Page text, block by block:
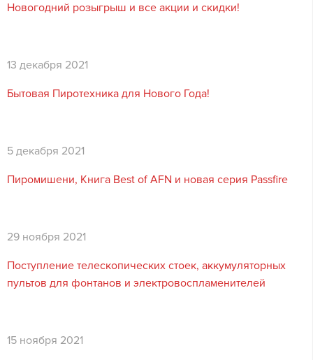
Новогодний розыгрыш и все акции и скидки!
13 декабря 2021
Бытовая Пиротехника для Нового Года!
5 декабря 2021
Пиромишени, Книга Best of AFN и новая серия Passfire
29 ноября 2021
Поступление телескопических стоек, аккумуляторных
пультов для фонтанов и электровоспламенителей
15 ноября 2021